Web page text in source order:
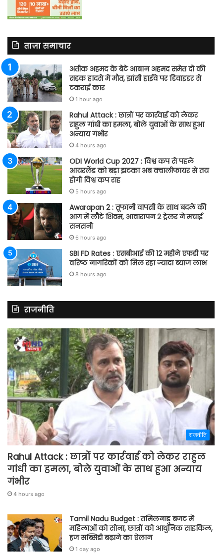
ताज़ा समाचार
अतीक अहमद के बेटे आबान अहमद समेत दो की
सड़क हादसे में मौत, झांसी हाईवे पर डिवाइडर से
टकराई कार
1 hour ago
Rahul Attack : छात्रों पर कार्रवाई को लेकर
राहुल गांधी का हमला, बोले युवाओं के साथ हुआ
अन्याय गंभीर
4 hours ago
ODI World Cup 2027 : विश्व कप से पहले
आयरलैंड को बड़ा झटका अब क्वालीफायर से तय
होगी विश्व कप राह
5 hours ago
Awarapan 2 : तूफानी वापसी के साथ बदले की
आग में लौटे शिवम, आवारापन 2 ट्रेलर ने मचाई
सनसनी
6 hours ago
SBI FD Rates : एसबीआई की 12 महीने एफडी पर
वरिष्ठ नागरिकों को मिल रहा ज्यादा ब्याज लाभ
8 hours ago
राजनीति
राजनीति
Rahul Attack : छात्रों पर कार्रवाई को लेकर राहुल
गांधी का हमला, बोले युवाओं के साथ हुआ अन्याय
गंभीर
4 hours ago
Tamil Nadu Budget : तमिलनाडु बजट में
महिलाओं को सोना, छात्रों को आधुनिक साइकिल,
हज सब्सिडी बढ़ाने का ऐलान
1 day ago